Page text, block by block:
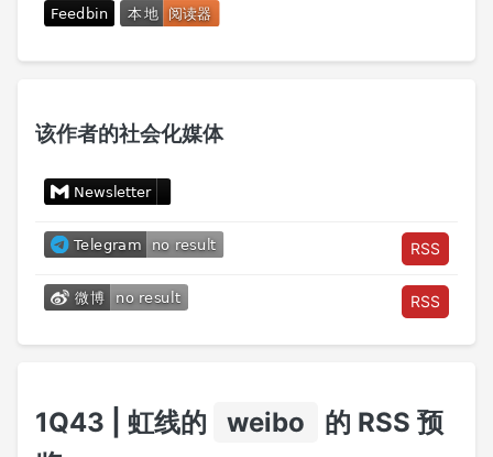
1Q43 | 虹线的 weibo
的 RSS 预
该作者的社会化媒体
RSS
RSS